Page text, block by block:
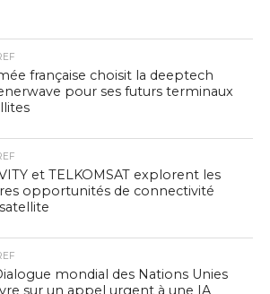
française choisit la deeptech
pour ses futurs terminaux
et TELKOMSAT explorent les
opportunités de connectivité
mondial des Nations Unies
sur un appel urgent à une IA